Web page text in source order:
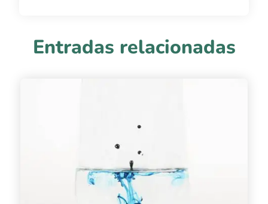
Entradas relacionadas